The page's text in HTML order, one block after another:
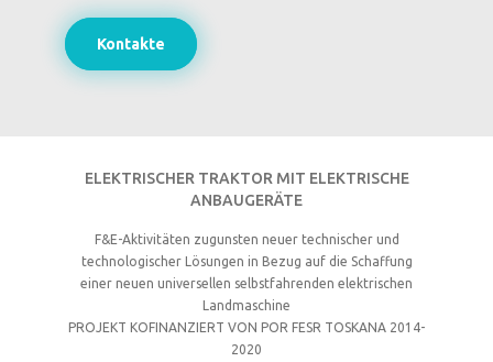
Kontakte
ELEKTRISCHER TRAKTOR MIT ELEKTRISCHE
ANBAUGERÄTE
F&E-Aktivitäten zugunsten neuer technischer und
technologischer Lösungen in Bezug auf die Schaffung
einer neuen universellen selbstfahrenden elektrischen
Landmaschine
PROJEKT KOFINANZIERT VON POR FESR TOSKANA 2014-
2020